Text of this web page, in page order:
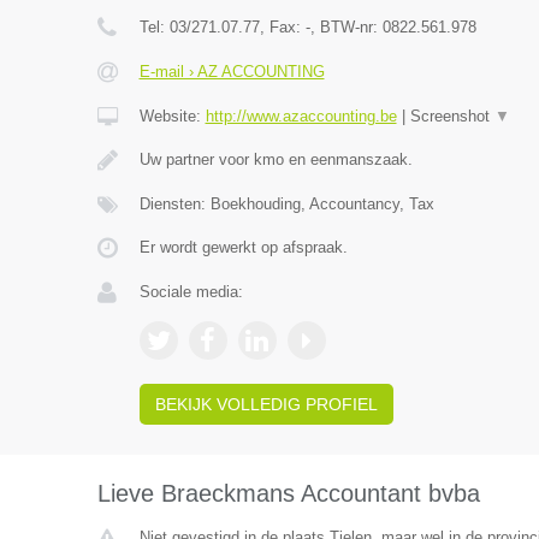
Tel: 03/271.07.77, Fax: -, BTW-nr: 0822.561.978
E-mail › AZ ACCOUNTING
Website: http://www.azaccounting.be| Screenshot ▼
Uw partner voor kmo en eenmanszaak.
Diensten: Boekhouding, Accountancy, Tax
Er wordt gewerkt op afspraak.
Sociale media:
BEKIJK VOLLEDIG PROFIEL
Lieve Braeckmans Accountant bvba